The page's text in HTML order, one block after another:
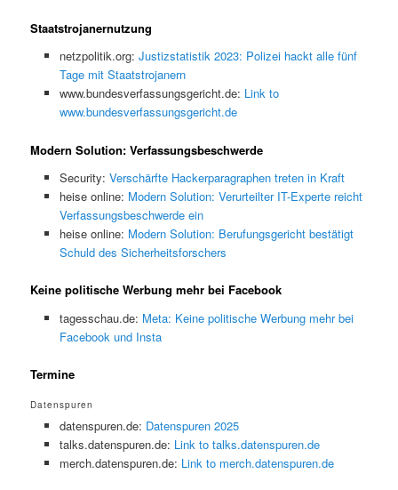
Staatstrojanernutzung
netzpolitik.org: Justizstatistik 2023: Polizei hackt alle fünf
Tage mit Staatstrojanern
www.bundesverfassungsgericht.de: Link to
www.bundesverfassungsgericht.de
Modern Solution: Verfassungsbeschwerde
Security: Verschärfte Hackerparagraphen treten in Kraft
heise online: Modern Solution: Verurteilter IT-Experte reicht
Verfassungsbeschwerde ein
heise online: Modern Solution: Berufungsgericht bestätigt
Schuld des Sicherheitsforschers
Keine politische Werbung mehr bei Facebook
tagesschau.de: Meta: Keine politische Werbung mehr bei
Facebook und Insta
Termine
Datenspuren
datenspuren.de: Datenspuren 2025
talks.datenspuren.de: Link to talks.datenspuren.de
merch.datenspuren.de: Link to merch.datenspuren.de